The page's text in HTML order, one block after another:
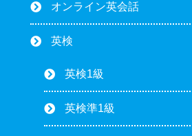
オンライン英会話
英検
英検1級
英検準1級